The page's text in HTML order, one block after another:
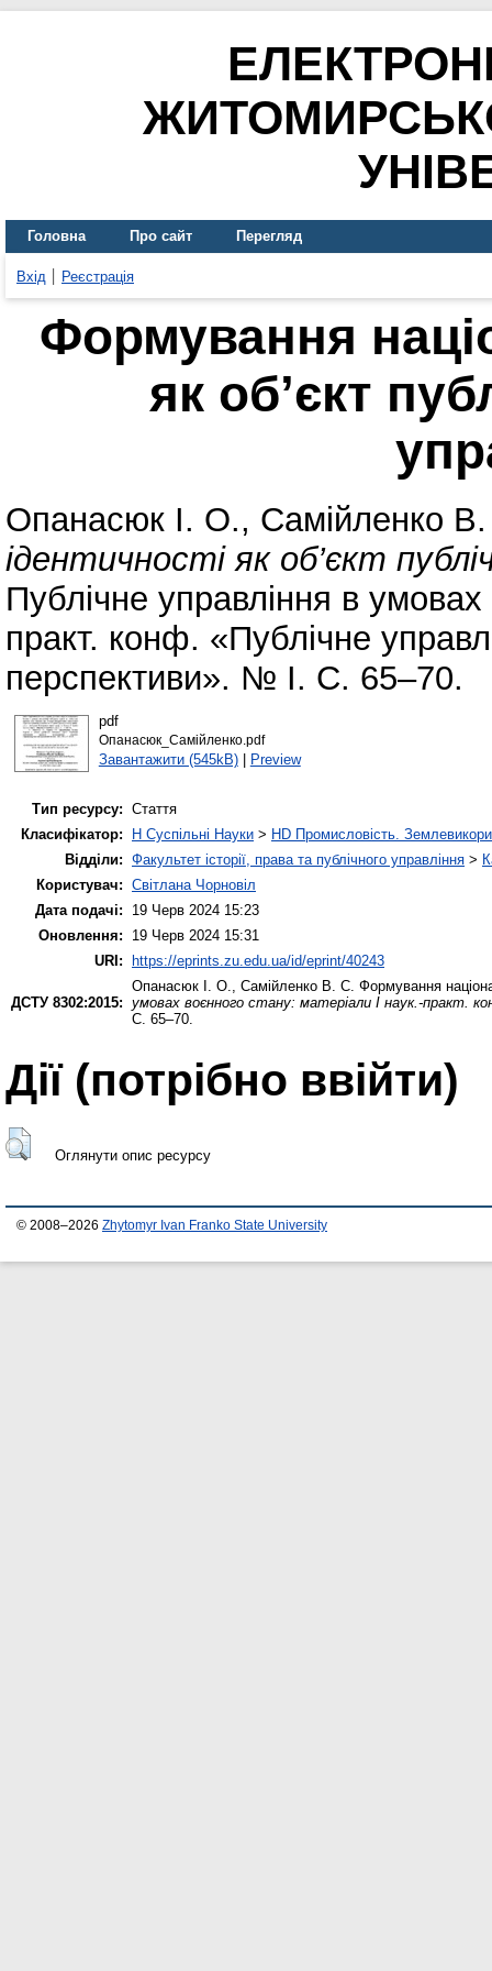
Головна Про сайт Перегляд
Вхід Реєстрація
Формування
як об’єкт
Опанасюк І. О., Самійленко
ідентичності як об’єкт
Публічне управління в
практ. конф. «Публічне
перспективи». № І. С. 65–70.
pdf
Опанасюк_Самійленко.pdf
Завантажити (545kB)| Preview
Тип ресурсу: Стаття
Класифікатор:
H Суспільні Науки > HD Промисловість.
Відділи: Факультет історії, права та публічного управління >
Користувач: Світлана Чорновіл
Дата подачі:
19 Черв 2024 15:23
Оновлення:
19 Черв 2024 15:31
URI:
https://eprints.zu.edu.ua/id/eprint/40243
ДСТУ 8302:2015:
Опанасюк І. О., Самійленко В. С. Формування
умовах воєнного стану: матеріали І наук.-практ.
С. 65–70.
Дії ​​(потрібно ввійти)
Оглянути опис ресурсу
© 2008–2026 Zhytomyr Ivan Franko State University